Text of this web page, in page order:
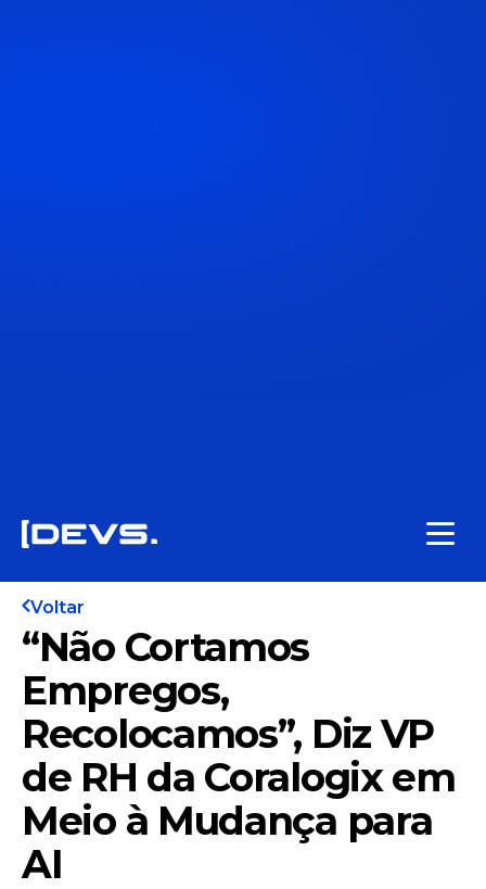
Voltar
“Não Cortamos
Empregos,
Recolocamos”, Diz VP
de RH da Coralogix em
Meio à Mudança para
AI